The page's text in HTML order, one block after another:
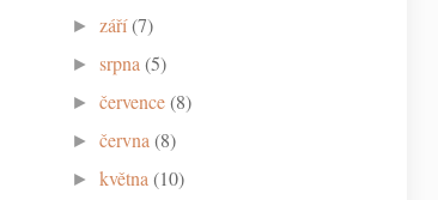
► září(7)
►srpna (5)
►července(8)
►června (8)
►května (10)